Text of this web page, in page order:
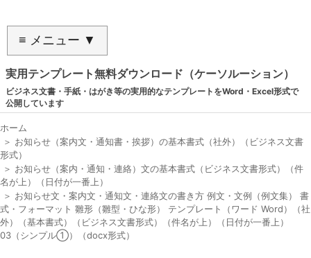
≡ メニュー ▼
実用テンプレート無料ダウンロード（ケーソルーション）
ビジネス文書・手紙・はがき等の実用的なテンプレートをWord・Excel形式で
公開しています
ホーム
＞ お知らせ（案内文・通知書・挨拶）の基本書式（社外）（ビジネス文書
形式）
＞ お知らせ（案内・通知・連絡）文の基本書式（ビジネス文書形式）（件
名が上）（日付が一番上）
＞ お知らせ文・案内文・通知文・連絡文の書き方 例文・文例（例文集） 書
式・フォーマット 雛形（雛型・ひな形） テンプレート（ワード Word）（社
外）（基本書式）（ビジネス文書形式）（件名が上）（日付が一番上）
03（シンプル①）（docx形式）